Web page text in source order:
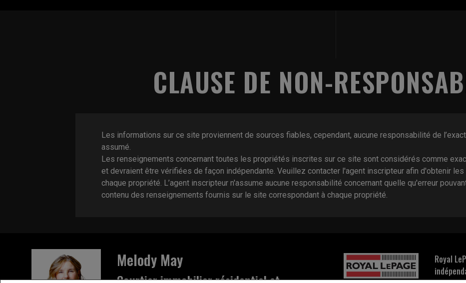
CLAUSE DE NON-
Les informations sur ce site proviennent de sources fiables, cependant, aucune responsabilité de
assumé.
Les renseignements concernant toutes les propriétés inscrites sur ce site sont considérés comme
et devraient être vérifiées de façon indépendante. Veuillez contacter l'agent inscripteur afin d'obtenir
chaque propriété. L’agent inscripteur n'assume aucune responsabilité concernant quelle qu'erreur
contenu des renseignements fournis sur le site correspondant à chaque propriété.
Melody May
Royal